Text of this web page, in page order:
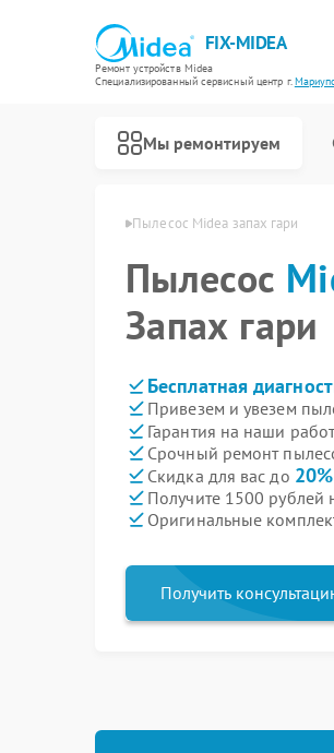
FIX-MIDEA
Ремонт устройств Midea
Специализированный cервисный центр г.
Мы ремонтируем
в Мариуполе Пылесос Midea запах гари
Пылесос
Запах гари
Бесплатная
Привезем и увезем
Гарантия на наши
Срочный ремонт
Скидка для вас до 20%
Получите 1500 рублей
Оригинальные
Получить